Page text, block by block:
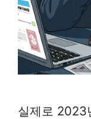
실제로 2023